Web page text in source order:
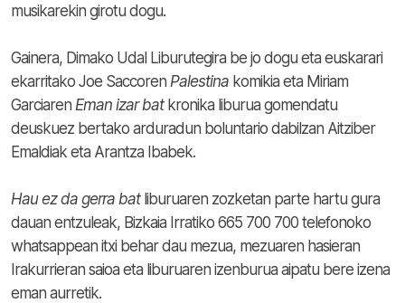
musikarekin girotu dogu.
Gainera, Dimako Udal Liburutegira be jo dogu eta euskarari
ekarritako Joe Saccoren Palestina komikia eta Miriam
Garciaren Eman izar batkronika liburua gomendatu
deuskuez bertako arduradun boluntario dabilzan Aitziber
Emaldiak eta Arantza Ibabek.
Hau ez da gerra batliburuaren zozketan parte hartu gura
dauan entzuleak, Bizkaia Irratiko 665 700 700 telefonoko
whatsappean itxi behar dau mezua, mezuaren hasieran
Irakurrieran saioa eta liburuaren izenburua aipatu bere izena
eman aurretik.